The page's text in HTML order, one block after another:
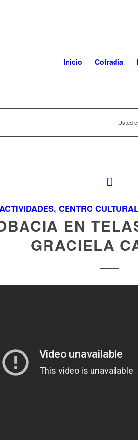
Inicio Cofradía
Usted
ACTIVIDADES, CENTRO
EN
GRACIELA